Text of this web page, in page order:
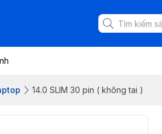
14.0 SLIM 30 pin ( không tai )